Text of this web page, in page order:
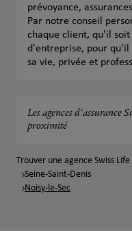
prévoyance,
Par notre conseil
chaque client, qu'il
d'entreprise, pour qu'il
sa vie, privée et
Les agences d'assurance
proximité
Trouver une agence Swiss Life
Seine-Saint-Denis
Noisy-le-Sec